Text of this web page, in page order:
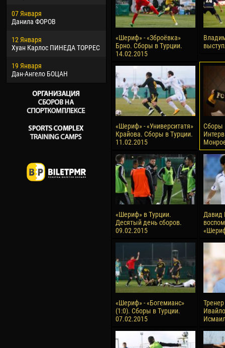
07 Января
Данила ФОРОВ
12 Января
Хуан Карлос ПИНЕДА ТОРРЕС
19 Января
Дан-Ангело БОЦАН
22 Марта
Самба КОНЕ
Витор Уго Морайс де
ОЛИВЕЙРА
28 Марта
Раи ЛОПЕС ДЕ ОЛИВЕЙРА
28
«Шериф» - «Зброёвка»
Брно. Сборы в Турции.
14.02.2015
«Шериф» - «Университатя»
Крайова. Сборы в Турции.
11.02.2015
Сборы
«Шериф» в Турции.
Десятый день сборов.
09.02.2015
Давид
«Шериф» - «Богемианс»
(1:0). Сборы в Турции.
07.02.2015